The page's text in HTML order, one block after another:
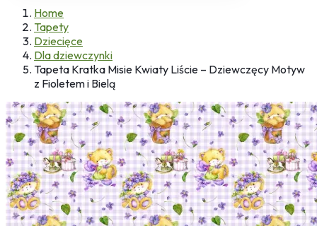
Home
Tapety
Dziecięce
Dla dziewczynki
Tapeta Kratka Misie Kwiaty Liście – Dziewczęcy Motyw
z Fioletem i Bielą